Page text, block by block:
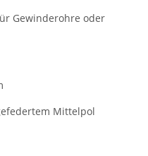
Gewinderohre oder
Mittelpol